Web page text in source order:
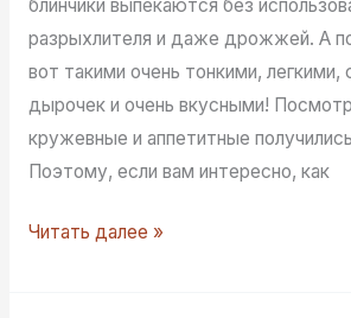
блинчики выпекаются без
разрыхлителя и даже дрожжей. А
вот такими очень тонкими,
дырочек и очень вкусными!
кружевные и аппетитные
Поэтому, если вам интересно, как
Кружевные
Читать далее »